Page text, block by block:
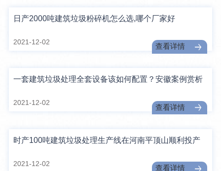
日产2000吨建筑垃圾粉碎机怎么选,哪个厂家好
2021-12-02
查看详情
一套建筑垃圾处理全套设备该如何配置？安徽案例赏析
2021-12-02
查看详情
时产100吨建筑垃圾处理生产线在河南平顶山顺利投产
2021-12-02
查看详情